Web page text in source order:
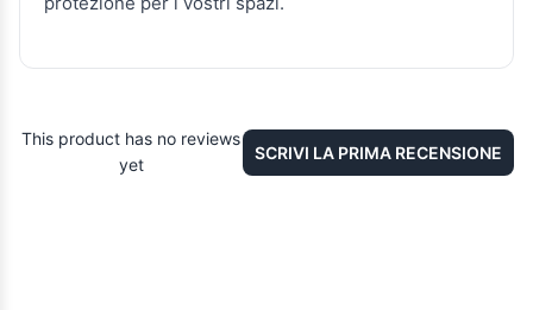
This product has no reviews
yet
SCRIVI LA PRIMA RECENSIONE